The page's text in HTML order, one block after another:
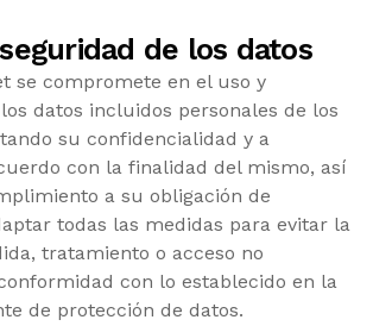
de los datos
se compromete en el uso y
datos incluidos personales de los
su confidencialidad y a
con la finalidad del mismo, así
a su obligación de
todas las medidas para evitar la
tratamiento o acceso no
con lo establecido en la
de protección de datos.